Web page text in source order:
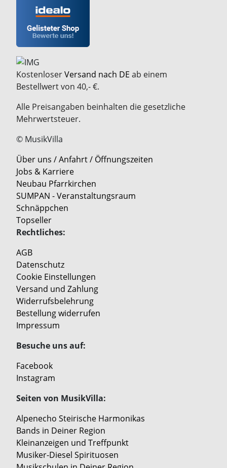
KostenloserVersand nach DE ab einem
Bestellwert von 40,- €.
Alle Preisangaben beinhalten die gesetzliche
Mehrwertsteuer.
© MusikVilla
Über uns / Anfahrt / Öffnungszeiten
Jobs & Karriere
Neubau Pfarrkirchen
SUMPAN - Veranstaltungsraum
Schnäppchen
Topseller
Rechtliches:
AGB
Datenschutz
Cookie Einstellungen
Versand und Zahlung
Widerrufsbelehrung
Bestellung widerrufen
Impressum
Besuche uns auf:
Facebook
Instagram
Seiten von MusikVilla:
Alpenecho Steirische Harmonikas
Bands in Deiner Region
Kleinanzeigen und Treffpunkt
Musiker-Diesel Spirituosen